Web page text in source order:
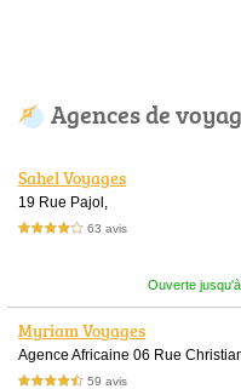
Agences de
Sahel Voyages
19 Rue Pajol,
4,0 étoiles sur 5 63 avis
Ouverte
Myriam Voyages
Agence Africaine 06 Rue
4,5 étoiles sur 5 59 avis